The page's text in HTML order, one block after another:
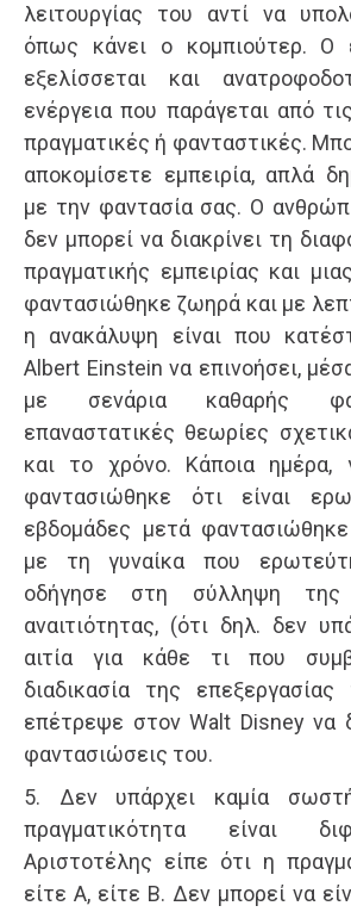
λειτουργίας του αντί να
όπως κάνει ο κομπιούτερ. Ο
εξελίσσεται και
ενέργεια που παράγεται από
πραγματικές ή φανταστικές.
αποκομίσετε εμπειρία, απλά
με την φαντασία σας. Ο
δεν μπορεί να διακρίνει τη
πραγματικής εμπειρίας και
φαντασιώθηκε ζωηρά και με
η ανακάλυψη είναι που
Albert Einstein να επινοήσει,
με σενάρια καθαρής
επαναστατικές θεωρίες
και το χρόνο. Κάποια ημέρα,
φαντασιώθηκε ότι είναι
εβδομάδες μετά
με τη γυναίκα που
οδήγησε στη σύλληψη
αναιτιότητας, (ότι δηλ. δεν
αιτία για κάθε τι που
διαδικασία της
επέτρεψε στον Walt Disney να
φαντασιώσεις του.
5. Δεν υπάρχει καμία
πραγματικότητα είναι
Αριστοτέλης είπε ότι η
είτε Α, είτε Β. Δεν μπορεί να